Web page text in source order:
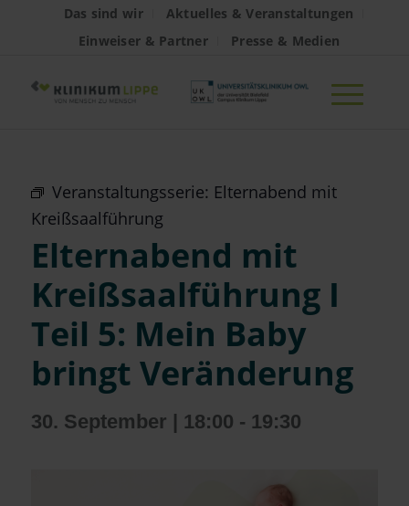
Das sind wir
Aktuelles & Veranstaltungen
Einweiser & Partner
Presse & Medien
Veranstaltungsserie: Elternabend mit
Kreißsaalführung
Elternabend mit
Kreißsaalführung I
Teil 5: Mein Baby
bringt Veränderung
30. September | 18:00 - 19:30